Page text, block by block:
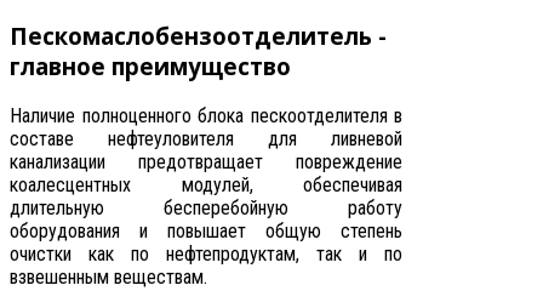
Пескомаслобензоотделитель -
главное преимущество
Наличие полноценного блока пескоотделителя в
составе нефтеуловителя для ливневой
канализации предотвращает повреждение
коалесцентных модулей, обеспечивая
длительную бесперебойную работу
оборудования и повышает общую степень
очистки как по нефтепродуктам, так и по
взвешенным веществам.